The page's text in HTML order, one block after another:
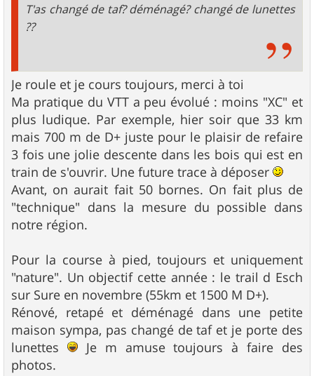
T'as changé de taf? déménagé? changé de lunettes
??
Je roule et je cours toujours, merci à toi
Ma pratique du VTT a peu évolué : moins "XC" et
plus ludique. Par exemple, hier soir que 33 km
mais 700 m de D+ juste pour le plaisir de refaire
3 fois une jolie descente dans les bois qui est en
train de s'ouvrir. Une future trace à déposer
Avant, on aurait fait 50 bornes. On fait plus de
"technique" dans la mesure du possible dans
notre région.
Pour la course à pied, toujours et uniquement
"nature". Un objectif cette année : le trail d Esch
sur Sure en novembre (55km et 1500 M D+).
Rénové, retapé et déménagé dans une petite
maison sympa, pas changé de taf et je porte des
lunettes
Je m amuse toujours à faire des
photos.